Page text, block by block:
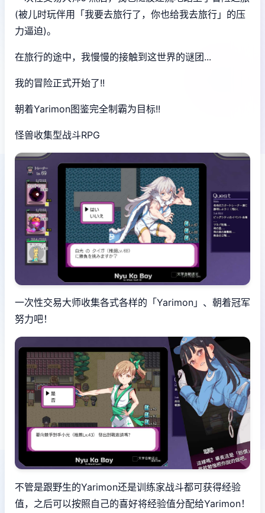
(被儿时玩伴用「我要去旅行了，你也给我去旅行」的压
力逼迫)。
在旅行的途中，我慢慢的接触到这世界的谜团...
我的冒险正式开始了!!
朝着Yarimon图鉴完全制霸为目标!!
怪兽收集型战斗RPG
一次性交易大师收集各式各样的「Yarimon」、朝着冠军
努力吧！
不管是跟野生的Yarimon还是训练家战斗都可获得经验
值，之后可以按照自己的喜好将经验值分配给Yarimon！